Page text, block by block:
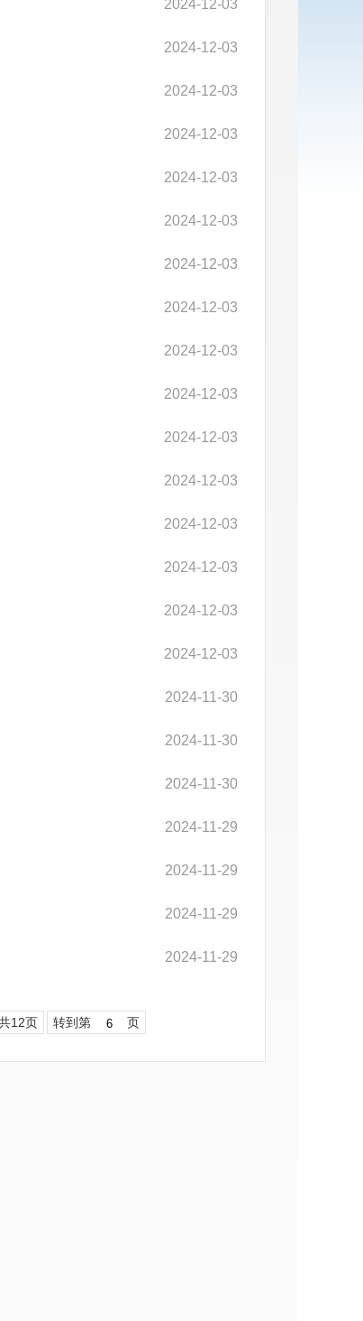
2024-12-03
2024-12-03
2024-12-03
2024-12-03
2024-12-03
2024-12-03
2024-12-03
2024-12-03
2024-12-03
2024-12-03
2024-12-03
2024-12-03
2024-12-03
2024-12-03
2024-12-03
2024-12-03
2024-11-30
2024-11-30
2024-11-30
2024-11-29
2024-11-29
2024-11-29
2024-11-29
12页 转到第 页